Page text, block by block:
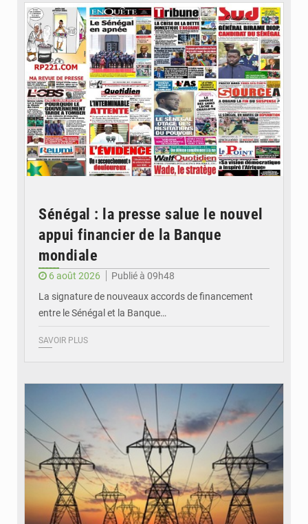
Sénégal : la presse salue le nouvel
appui financier de la Banque
mondiale
6 août 2026
Publié à 09h48
La signature de nouveaux accords de financement
entre le Sénégal et la Banque…
SAVOIR PLUS